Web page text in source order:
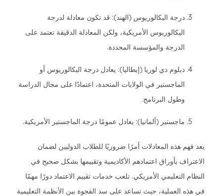
درجة البكالوريوس (الهند): قد تكون معادلة لدرجة
البكالوريوس الأمريكية، ولكن المعادلة الدقيقة تعتمد على
الدرجة والمؤسسة المحددة.
دبلوم دي لوريا (إيطاليا): يعادل درجة البكالوريوس أو
الماجستير في الولايات المتحدة، اعتمادًا على مجال الدراسة
وطول البرنامج.
ماجستير (ألمانيا): يعادل عمومًا درجة الماجستير الأمريكية.
يعد فهم هذه المعادلات أمرًا ضروريًا للطلاب الدوليين لضمان
الاعتراف بأوراق اعتمادهم الأكاديمية وتقييمها بشكل صحيح في
النظام التعليمي الأمريكي. تلعب خدمات تقييم الاعتماد دورًا مهمًا
في هذه العملية، حيث تساعد على سد الفجوة بين الأنظمة التعليمية